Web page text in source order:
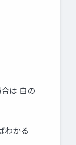
は 白の
わかる